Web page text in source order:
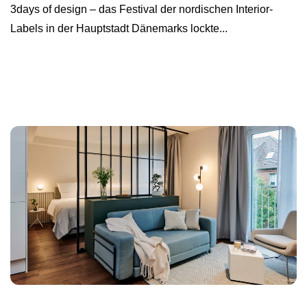
3days of design – das Festival der nordischen Interior-
Labels in der Hauptstadt Dänemarks lockte...